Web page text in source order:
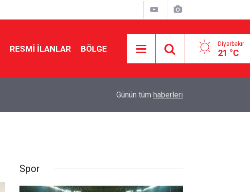
RESMI İLANLAR BÖLGE Diyarbakır
21 °C
Cengiz Çandar’dan çerçeve yasa açıklaması
Günün tüm haberleri
Spor